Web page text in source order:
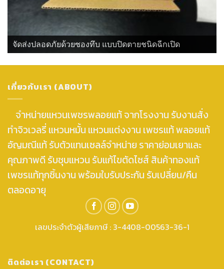
จัดส่งปลอดภัยด้วยซองทึบ แบบปิดตายชนิดฉีกเปิด
เกี่ยวกับเรา (ABOUT)
จำหน่ายแหวนเพชรพลอยแท้ จากโรงงาน รับงานสั่ง
ทำจิวเวลรี่ แหวนหมั้น แหวนแต่งงาน เพชรแท้ พลอยแท้
อัญมณีแท้ รับตัวแทนเซลล์จำหน่าย ราคาย่อมเยาและ
คุณภาพดี รับชุบแหวน รับแก้ไขตัดไซส์ สินค้าทองแท้
เพชรแท้ทุกชิ้นงาน พร้อมใบรับประกัน รับเปลี่ยน/คืน
ตลอดอายุ
เลขประจำตัวผู้เสียภาษี : 3-4408-00563-36-1
ติดต่อเรา (CONTACT)